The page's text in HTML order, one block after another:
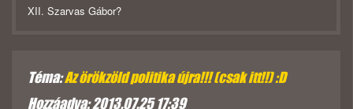
XII. Szarvas Gábor?
Téma:Az örökzöld politika újra!!! (csak itt!!) :D
Hozzáadva: 2013.07.25 17:39